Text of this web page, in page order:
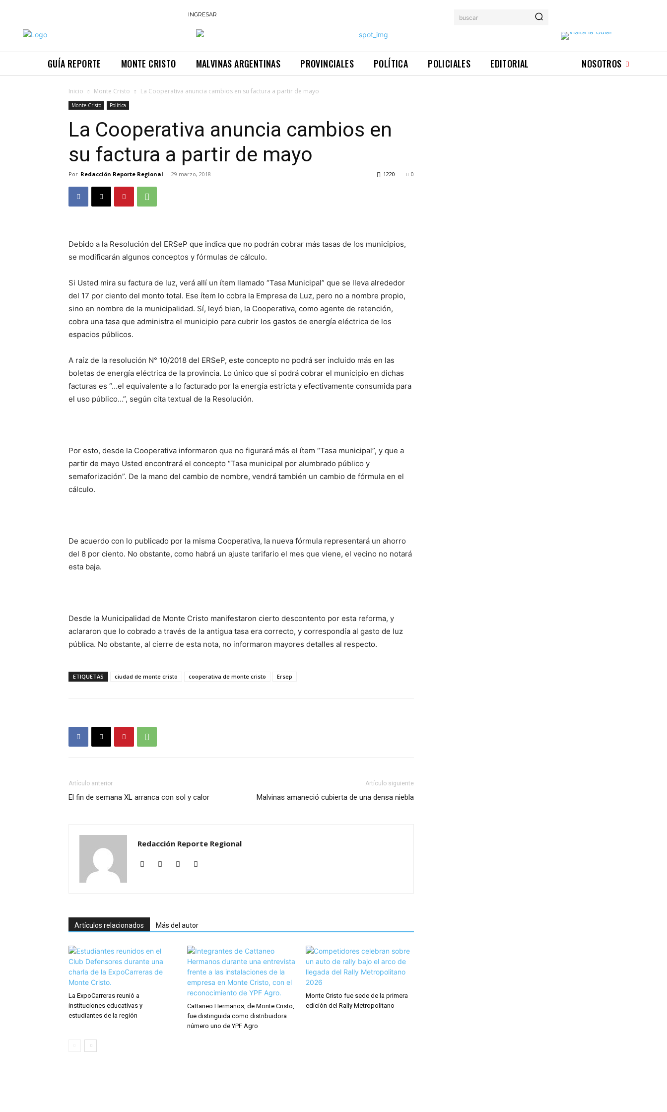
INGRESAR buscar
GUÍA REPORTE MONTE CRISTO MALVINAS ARGENTINAS PROVINCIALES POLÍTICA POLICIALES EDITORIAL NOSOTROS
Inicio Monte Cristo La Cooperativa anuncia cambios en su factura a partir de mayo
Monte Cristo Política
La Cooperativa anuncia cambios en
su factura a partir de mayo
Por Redacción Reporte Regional - 29 marzo, 2018 0
1220
Debido a la Resolución del ERSeP que indica que no podrán cobrar más tasas de los municipios,
se modificarán algunos conceptos y fórmulas de cálculo.
Si Usted mira su factura de luz, verá allí un ítem llamado “Tasa Municipal” que se lleva alrededor
del 17 por ciento del monto total. Ese ítem lo cobra la Empresa de Luz, pero no a nombre propio,
sino en nombre de la municipalidad. Sí, leyó bien, la Cooperativa, como agente de retención,
cobra una tasa que administra el municipio para cubrir los gastos de energía eléctrica de los
espacios públicos.
A raíz de la resolución N° 10/2018 del ERSeP, este concepto no podrá ser incluido más en las
boletas de energía eléctrica de la provincia. Lo único que sí podrá cobrar el municipio en dichas
facturas es “…el equivalente a lo facturado por la energía estricta y efectivamente consumida para
el uso público…”, según cita textual de la Resolución.
Por esto, desde la Cooperativa informaron que no figurará más el ítem “Tasa municipal”, y que a
partir de mayo Usted encontrará el concepto “Tasa municipal por alumbrado público y
semaforización”. De la mano del cambio de nombre, vendrá también un cambio de fórmula en el
cálculo.
De acuerdo con lo publicado por la misma Cooperativa, la nueva fórmula representará un ahorro
del 8 por ciento. No obstante, como habrá un ajuste tarifario el mes que viene, el vecino no notará
esta baja.
Desde la Municipalidad de Monte Cristo manifestaron cierto descontento por esta reforma, y
aclararon que lo cobrado a través de la antigua tasa era correcto, y correspondía al gasto de luz
pública. No obstante, al cierre de esta nota, no informaron mayores detalles al respecto.
ETIQUETAS ciudad de monte cristo cooperativa de monte cristo Ersep
Artículo anterior
El fin de semana XL arranca con sol y calor
Artículo siguiente
Malvinas amaneció cubierta de una densa niebla
Redacción Reporte Regional
Artículos relacionados Más del autor
La ExpoCarreras reunió a
instituciones educativas y
estudiantes de la región
Cattaneo Hermanos, de Monte Cristo,
fue distinguida como distribuidora
número uno de YPF Agro
Monte Cristo fue sede de la primera
edición del Rally Metropolitano